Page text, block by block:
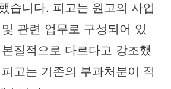
습니다. 피고는 원고의 사업
관련 업무로 구성되어 있
질적으로 다르다고 강조했
고는 기존의 부과처분이 적